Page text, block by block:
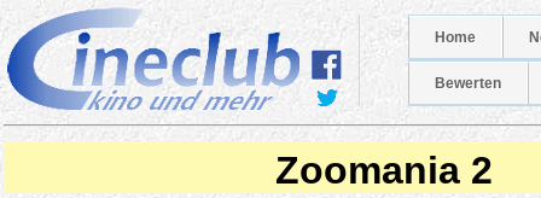
Home
Bewerten
Zoomania 2